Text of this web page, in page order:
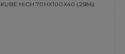
HIGH 70HX100X40 (2586)